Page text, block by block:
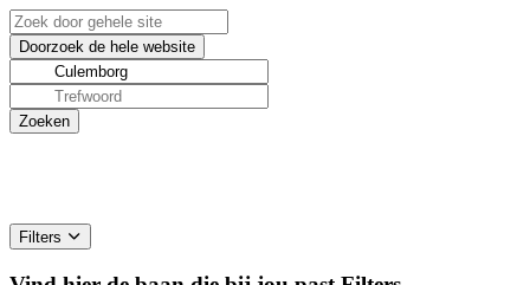
Filters